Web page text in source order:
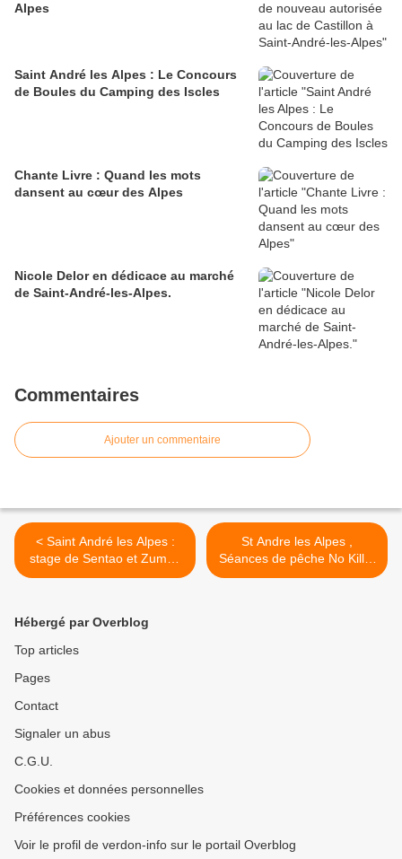
Alpes
Saint André les Alpes : Le Concours
de Boules du Camping des Iscles
Chante Livre : Quand les mots
dansent au cœur des Alpes
Nicole Delor en dédicace au marché
de Saint-André-les-Alpes.
Commentaires
Ajouter un commentaire
< Saint André les Alpes :
stage de Sentao et Zumba
au programme
St Andre les Alpes ,
Séances de pêche No Kill à
la carpes sur le lac de
Hébergé par Overblog
Top articles
Pages
Contact
Signaler un abus
C.G.U.
Cookies et données personnelles
Préférences cookies
Voir le profil de verdon-info sur le portail Overblog